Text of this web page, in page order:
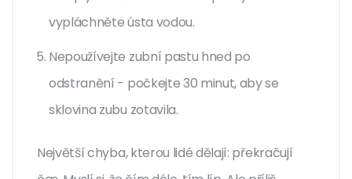
vypláchněte ústa vodou.
Nepoužívejte zubní pastu hned po
odstranění - počkejte 30 minut, aby se
sklovina zubu zotavila.
Největší chyba, kterou lidé dělají: překračují